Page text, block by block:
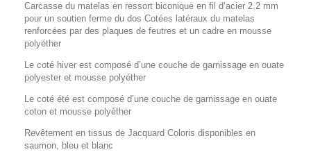
Carcasse du matelas en ressort biconique en fil d’acier 2.2 mm
pour un soutien ferme du dos Cotées latéraux du matelas
renforcées par des plaques de feutres et un cadre en mousse
polyéther
Le coté hiver est composé d’une couche de garnissage en ouate
polyester et mousse polyéther
Le coté été est composé d’une couche de garnissage en ouate
coton et mousse polyéther
Revêtement en tissus de Jacquard Coloris disponibles en
saumon, bleu et blanc